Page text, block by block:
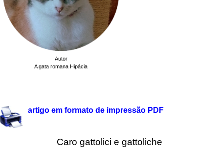
Autor
A gata romana Hipácia
artigo em formato de impressão PDF
Caro gattolici e gattoliche